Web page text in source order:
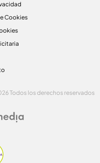
Cookies
Todos los derechos reservados